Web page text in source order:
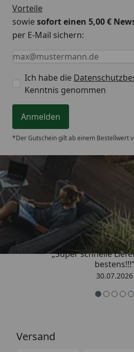
werden alle Rasengräser
Nährstoffen versorgt.
Vorteile
sowiesofort einen 5,00 €
per E-Mail sichern:
Keine Eingabe erforderlich
Eingabe erforderlich
E-Mail *
Ich habe die
Kenntnis genommen
Anmelden
*Der Gutschein gilt ab einem Bestellwert
Trusted
4,93/ 5
„Super schnelle
bestens!!!“
30.07.2026
Versand